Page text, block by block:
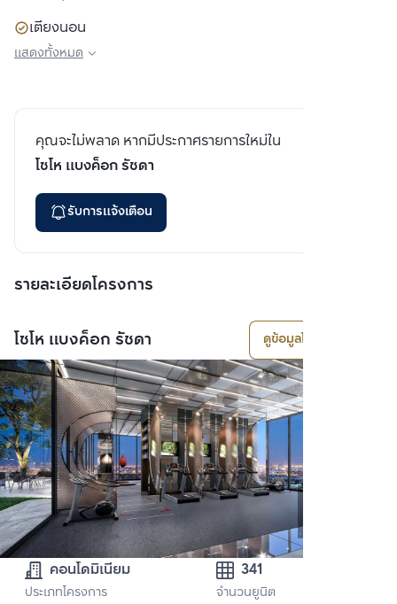
เตียงนอน
ตู้เสื้อผ้า
Digital Door Lock
Home Automation
แสดงทั้งหมด
คุณจะไม่พลาด หากมีประกาศรายการใหม่ใน
โซโห​ แบงค็อก​ รัชดา
รับการแจ้งเตือน
รายละเอียดโครงการ
โซโห​ แบงค็อก​ รัชดา ดูข้อมูลโครงการ
คอนโดมิเนียม
ประเภทโครงการ
341
จำนวนยูนิต